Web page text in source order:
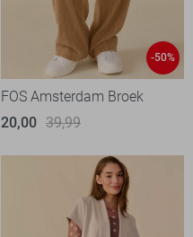
-50%
FOS Amsterdam Broek
20,00 39,99